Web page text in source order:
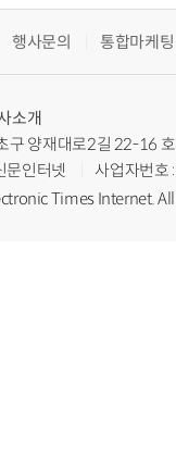
행사문의 통합마케
소개
구 양재대로2길 22-16
문인터넷
사업자번
Times Internet. All